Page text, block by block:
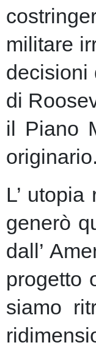
militare
decisioni
di
il Piano
originario.
L’
generò
dall’
progetto
siamo